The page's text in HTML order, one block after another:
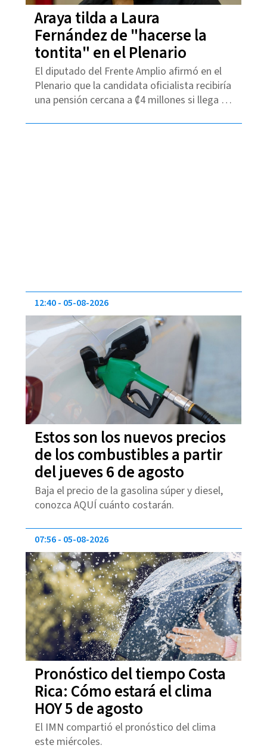
Araya tilda a Laura
Fernández de "hacerse la
tontita" en el Plenario
El diputado del Frente Amplio afirmó en el
Plenario que la candidata oficialista recibiría
una pensión cercana a ₡4 millones si llega a
Estos son los nuevos precios
de los combustibles a partir
del jueves 6 de agosto
Baja el precio de la gasolina súper y diesel,
conozca AQUÍ cuánto costarán.
12:40 05-08-2026
Pronóstico del tiempo Costa
Rica: Cómo estará el clima
HOY 5 de agosto
El IMN compartió el pronóstico del clima
este miércoles.
07:56 05-08-2026